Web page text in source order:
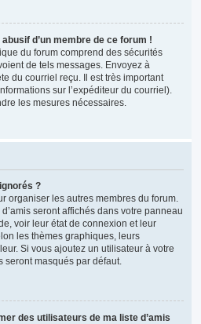
d’un membre de ce forum !
du forum comprend des sécurités
de tels messages. Envoyez à
du courriel reçu. Il est très important
sur l’expéditeur du courriel).
les mesures nécessaires.
?
organiser les autres membres du forum.
seront affichés dans votre panneau
voir leur état de connexion et leur
les thèmes graphiques, leurs
Si vous ajoutez un utilisateur à votre
seront masqués par défaut.
des utilisateurs de ma liste d’amis